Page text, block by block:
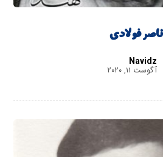
ناصر فولادی
Navidz
آگوست ۱۱, ۲۰۲۰